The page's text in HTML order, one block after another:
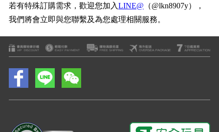
若有特殊訂購需求，歡迎您加入LINE@ （@lkn8907y），
我們將會立即與您聯繫及為您處理相關服務。